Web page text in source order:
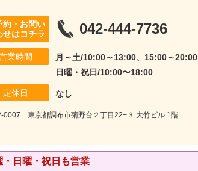
約・お問い
せはコチラ
042-444-7736
業時間
月～土/10:00～13:00、15:00～20:00
日曜・祝日/10:00〜18:00
定休日 なし
0007 東京都調布市菊野台２丁目22−３ 大竹ビル 1階
日曜・祝日も営業